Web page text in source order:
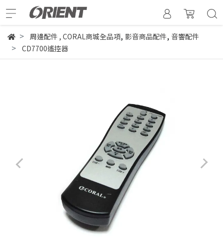
周邊配件 , CORAL商城全品項, 影音商品配件, 音響配件
CD7700遙控器